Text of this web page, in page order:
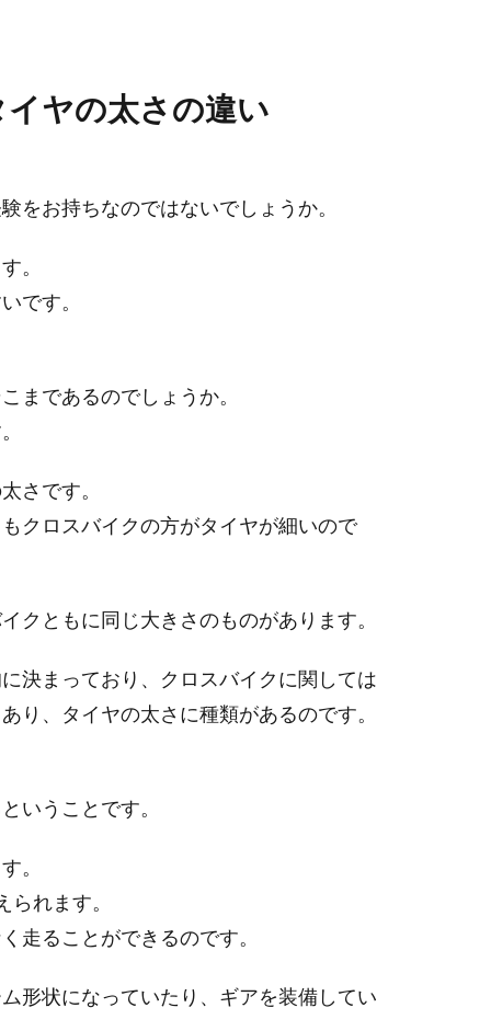
ヤの太さの違い
をお持ちなのではないでしょうか。
。
です。
まであるのでしょうか。
さです。
クロスバイクの方がタイヤが細いので
クともに同じ大きさのものがあります。
決まっており、クロスバイクに関しては
り、タイヤの太さに種類があるのです。
いうことです。
。
れます。
走ることができるのです。
形状になっていたり、ギアを装備してい